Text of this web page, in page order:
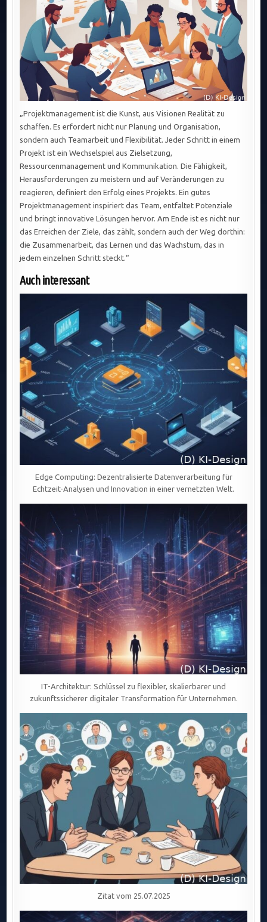
„Projektmanagement ist die Kunst, aus Visionen Realität zu
schaffen. Es erfordert nicht nur Planung und Organisation,
sondern auch Teamarbeit und Flexibilität. Jeder Schritt in einem
Projekt ist ein Wechselspiel aus Zielsetzung,
Ressourcenmanagement und Kommunikation. Die Fähigkeit,
Herausforderungen zu meistern und auf Veränderungen zu
reagieren, definiert den Erfolg eines Projekts. Ein gutes
Projektmanagement inspiriert das Team, entfaltet Potenziale
und bringt innovative Lösungen hervor. Am Ende ist es nicht nur
das Erreichen der Ziele, das zählt, sondern auch der Weg dorthin:
die Zusammenarbeit, das Lernen und das Wachstum, das in
jedem einzelnen Schritt steckt.“
Auch interessant
Edge Computing: Dezentralisierte Datenverarbeitung für
Echtzeit-Analysen und Innovation in einer vernetzten Welt.
IT-Architektur: Schlüssel zu flexibler, skalierbarer und
zukunftssicherer digitaler Transformation für Unternehmen.
Zitat vom 25.07.2025